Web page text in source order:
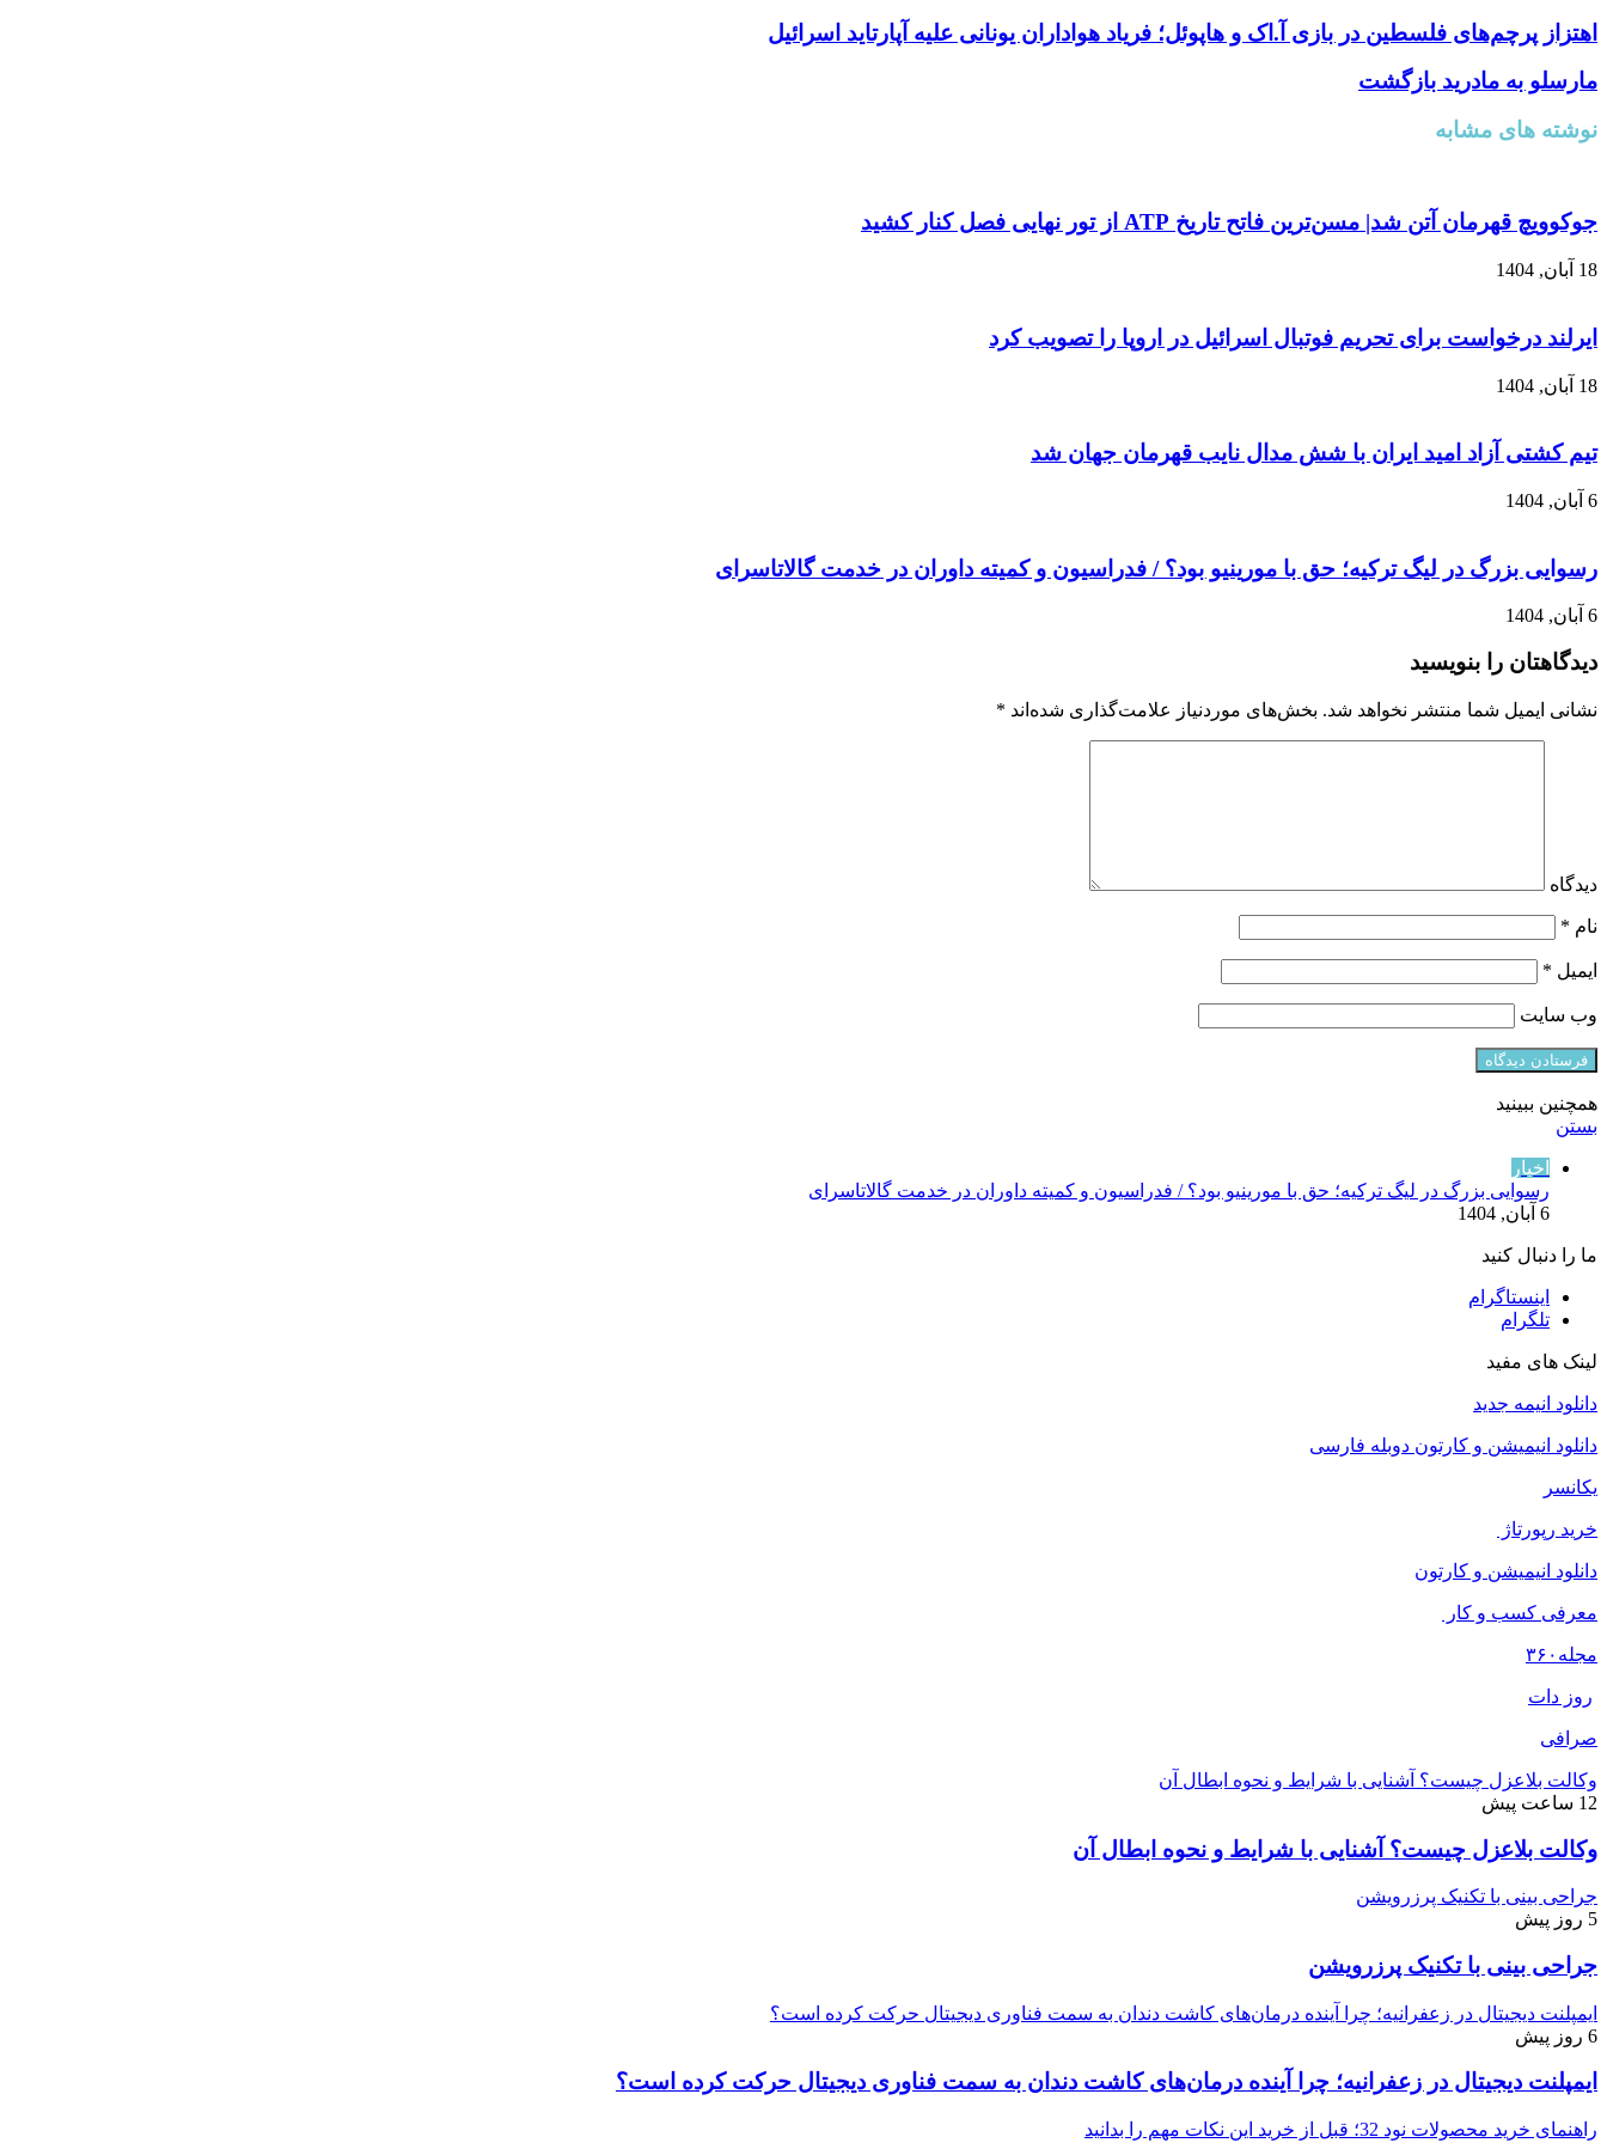
اهتزاز پرچم‌های فلسطین در بازی آ.اک و هاپوئل؛ فریاد هواداران یونانی علیه آپارتاید اسرائیل
مارسلو به مادرید بازگشت
نوشته های مشابه
جوکوویچ قهرمان آتن شد| مسن‌ترین فاتح تاریخ ATP از تور نهایی فصل کنار کشید
18 آبان, 1404
ایرلند درخواست برای تحریم فوتبال اسرائیل در اروپا را تصویب کرد
18 آبان, 1404
تیم کشتی آزاد امید ایران با شش مدال نایب قهرمان جهان شد
6 آبان, 1404
رسوایی بزرگ در لیگ ترکیه؛ حق با مورینیو بود؟ / فدراسیون و کمیته داوران در خدمت گالاتاسرای
6 آبان, 1404
دیدگاهتان را بنویسید
نشانی ایمیل شما منتشر نخواهد شد. بخش‌های موردنیاز علامت‌گذاری شده‌اند *
دیدگاه
نام *
ایمیل *
وب‌ سایت
همچنین ببینید
بستن
اخبار
رسوایی بزرگ در لیگ ترکیه؛ حق با مورینیو بود؟ / فدراسیون و کمیته داوران در خدمت گالاتاسرای
6 آبان, 1404
ما را دنبال کنید
اینستاگرام
تلگرام
لینک های مفید
دانلود انیمه جدید
دانلود انیمیشن و کارتون دوبله فارسی
یکانسر
خرید رپورتاژ
دانلود انیمیشن و کارتون
معرفی کسب و کار
مجله ۳۶۰
روز دات
صرافی
وکالت بلاعزل چیست؟ آشنایی با شرایط و نحوه ابطال آن
12 ساعت پیش
وکالت بلاعزل چیست؟ آشنایی با شرایط و نحوه ابطال آن
جراحی بینی با تکنیک پرزرویشن
5 روز پیش
جراحی بینی با تکنیک پرزرویشن
ایمپلنت دیجیتال در زعفرانیه؛ چرا آینده درمان‌های کاشت دندان به سمت فناوری دیجیتال حرکت کرده است؟
6 روز پیش
ایمپلنت دیجیتال در زعفرانیه؛ چرا آینده درمان‌های کاشت دندان به سمت فناوری دیجیتال حرکت کرده است؟
راهنمای خرید محصولات نود 32؛ قبل از خرید این نکات مهم را بدانید